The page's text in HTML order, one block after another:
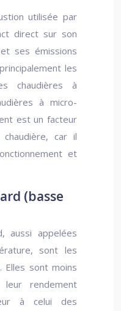
utilisée par
direct sur son
ses émissions
les
chaudières à
à micro-
est un facteur
car il
et
(basse
aussi appelées
sont les
Elles sont moins
leur rendement
à celui des